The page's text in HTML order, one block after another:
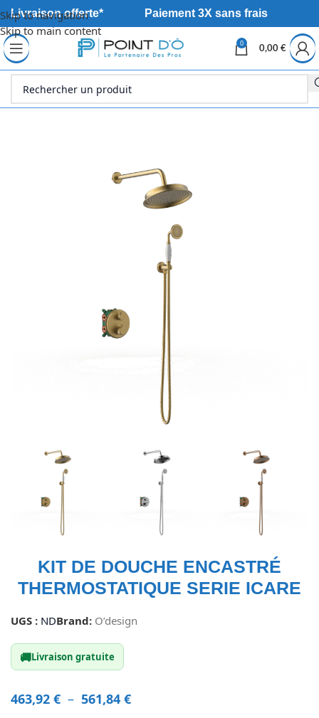
Skip to navigation
Skip to main content
Livraison offerte* Paiement 3X sans frais
0
0,00 €
Accueil Sanitaire Robinetterie
KIT DE DOUCHE ENCASTRÉ
THERMOSTATIQUE SERIE ICARE
UGS : NDBrand: O’design
🚚Livraison gratuite
463,92 € – 561,84 €